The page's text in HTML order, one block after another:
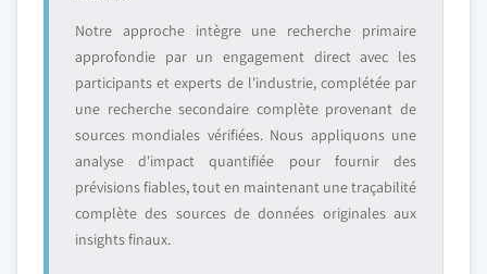
Notre approche intègre une recherche primaire
approfondie par un engagement direct avec les
participants et experts de l'industrie, complétée par
une recherche secondaire complète provenant de
sources mondiales vérifiées. Nous appliquons une
analyse d'impact quantifiée pour fournir des
prévisions fiables, tout en maintenant une traçabilité
complète des sources de données originales aux
insights finaux.